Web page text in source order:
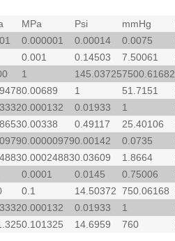
MPa Psi mmHg
0.000001 0.00014 0.0075
0.001 0.14503 7.50061
1 145.037257500.61682
0.00689 1 51.7151
0.000132 0.01933 1
0.00338 0.49117 25.40106
0.000009790.00142 0.0735
0.000248830.03609 1.8664
0.0001 0.0145 0.75006
0.1 14.50372 750.06168
0.000132 0.01933 1
0.101325 14.6959 760